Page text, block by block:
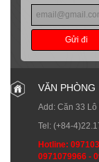
Gửi đi
VĂN PHÒNG
Add: Căn 33
Tel: (+84-
Hotline:
0971079966 -